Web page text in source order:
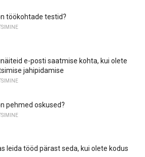
töökohtade testid?
e-posti saatmise kohta, kui olete
jahipidamise
pehmed oskused?
leida tööd pärast seda, kui olete kodus